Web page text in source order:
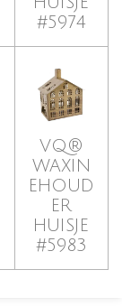
#5974
VQ®
WAXIN
EHOUD
ER
HUISJE
#5983